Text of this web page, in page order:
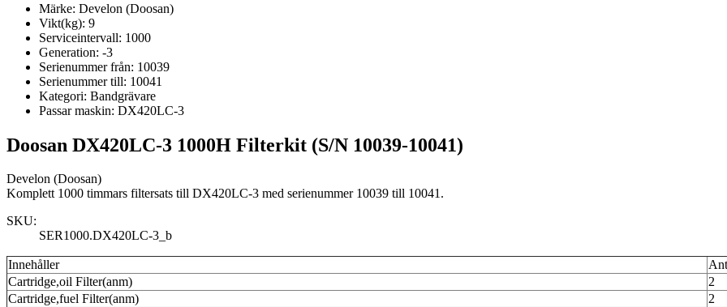
Märke: Develon (Doosan)
Vikt(kg): 9
Serviceintervall: 1000
Generation: -3
Serienummer från: 10039
Serienummer till: 10041
Kategori: Bandgrävare
Passar maskin: DX420LC-3
Doosan DX420LC-3 1000H Filterkit (S/N 10039-10041)
Develon (Doosan)
Komplett 1000 timmars filtersats till DX420LC-3 med serienummer 10039 till 10041.
SKU:
SER1000.DX420LC-3_b
Innehåller
Cartridge,oil Filter(anm)
2
Cartridge,fuel Filter(anm)
2